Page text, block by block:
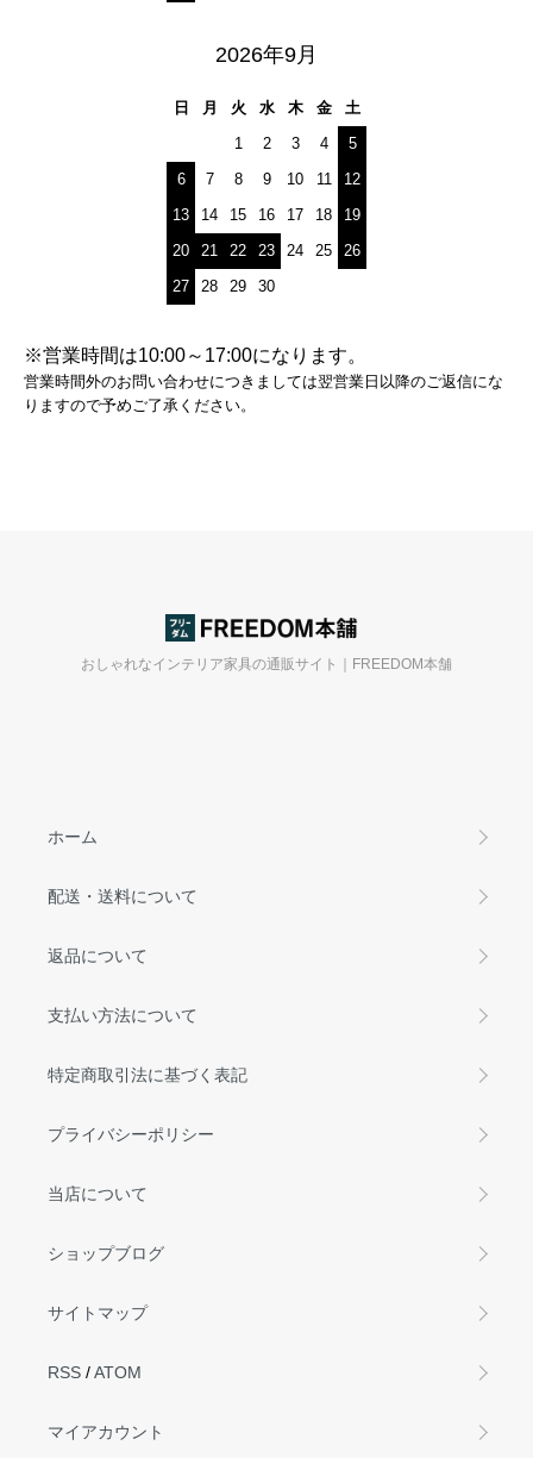
2026年9月
日 月 火 水 木 金
土
1
2 3 4
5
6
7 8 9 10 11
12
13
14 15 16 17 18
19
20
21 22 23 24 25
26
27
28 29 30
※営業時間は10:00～17:00になります。
営業時間外のお問い合わせにつきましては翌営業日以降のご返信にな
りますので予めご了承ください。
おしゃれなインテリア家具の通販サイト｜FREEDOM本舗
ホーム
配送・送料について
返品について
支払い方法について
特定商取引法に基づく表記
プライバシーポリシー
当店について
ショップブログ
サイトマップ
RSS /ATOM
マイアカウント